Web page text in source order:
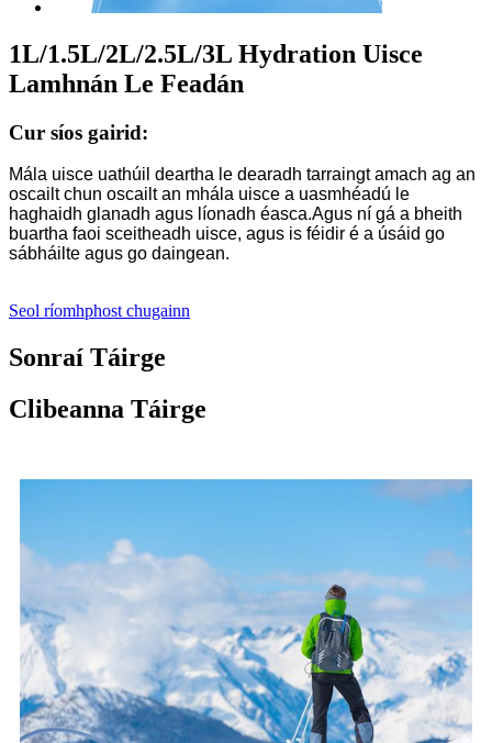
1L/1.5L/2L/2.5L/3L Hydration Uisce
Lamhnán Le Feadán
Cur síos gairid:
Mála uisce uathúil deartha le dearadh tarraingt amach ag an
oscailt chun oscailt an mhála uisce a uasmhéadú le
haghaidh glanadh agus líonadh éasca.Agus ní gá a bheith
buartha faoi sceitheadh ​​uisce, agus is féidir é a úsáid go
sábháilte agus go daingean.
Seol ríomhphost chugainn
Sonraí Táirge
Clibeanna Táirge